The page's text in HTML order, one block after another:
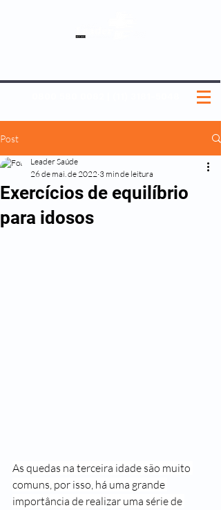
Post
Exercícios de equilíbrio
para idosos
Leader Saúde
26 de mai. de 2022 3 min de leitura
As quedas na terceira idade são muito
comuns, por isso, há uma grande
importância de realizar uma série de